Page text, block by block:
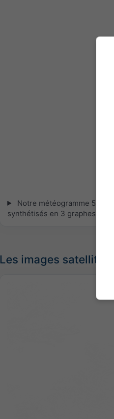
Notre météogramme 5
synthétisés en 3 graphes :
Les images satellites